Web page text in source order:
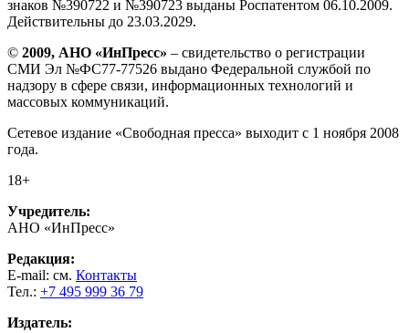
знаков №390722 и №390723 выданы Роспатентом 06.10.2009.
Действительны до 23.03.2029.
© 2009, АНО «ИнПресс» – свидетельство о регистрации
СМИ Эл №ФС77-77526 выдано Федеральной службой по
надзору в сфере связи, информационных технологий и
массовых коммуникаций.
Сетевое издание «Свободная пресса» выходит с 1 ноября 2008
года.
18+
Учредитель:
АНО «ИнПресс»
Редакция:
E-mail: см. Контакты
Тел.: +7 495 999 36 79
Издатель: